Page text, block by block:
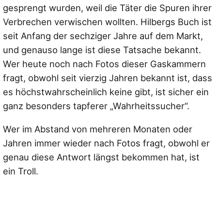
gesprengt wurden, weil die Täter die Spuren ihrer
Verbrechen verwischen wollten. Hilbergs Buch ist
seit Anfang der sechziger Jahre auf dem Markt,
und genauso lange ist diese Tatsache bekannt.
Wer heute noch nach Fotos dieser Gaskammern
fragt, obwohl seit vierzig Jahren bekannt ist, dass
es höchstwahrscheinlich keine gibt, ist sicher ein
ganz besonders tapferer „Wahrheitssucher“.
Wer im Abstand von mehreren Monaten oder
Jahren immer wieder nach Fotos fragt, obwohl er
genau diese Antwort längst bekommen hat, ist
ein Troll.